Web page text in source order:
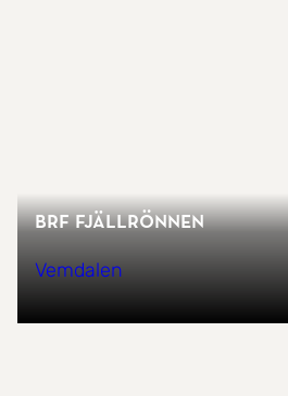
BRF Fjällrönnen
Vemdalen